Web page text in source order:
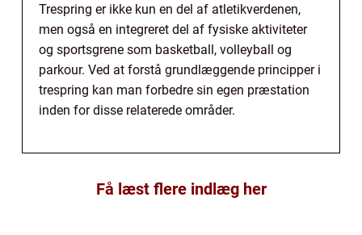
Trespring er ikke kun en del af atletikverdenen,
men også en integreret del af fysiske aktiviteter
og sportsgrene som basketball, volleyball og
parkour. Ved at forstå grundlæggende principper i
trespring kan man forbedre sin egen præstation
inden for disse relaterede områder.
Få læst flere indlæg her